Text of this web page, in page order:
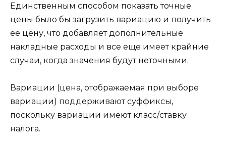
Единственным способом показать точные
цены было бы загрузить вариацию и получить
ее цену, что добавляет дополнительные
накладные расходы и все еще имеет крайние
случаи, когда значения будут неточными.
Вариации (цена, отображаемая при выборе
вариации) поддерживают суффиксы,
поскольку вариации имеют класс/ставку
налога.